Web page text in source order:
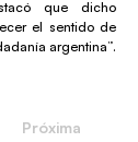
que dicho
el sentido de
argentina”.
Próxima